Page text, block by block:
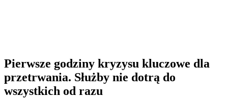
Pierwsze godziny kryzysu kluczowe dla
przetrwania. Służby nie dotrą do
wszystkich od razu